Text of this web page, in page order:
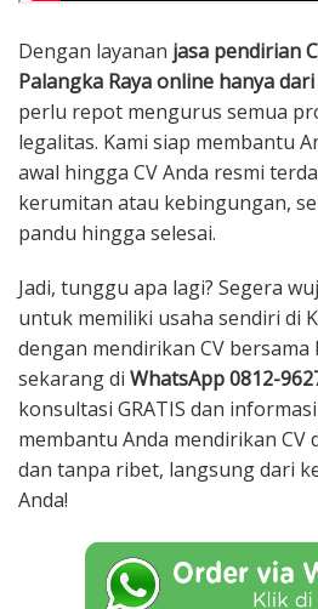
Dengan layanan jasa pendirian
Palangka Raya online hanya
perlu repot mengurus semua
legalitas. Kami siap membantu
awal hingga CV Anda resmi
kerumitan atau kebingungan,
pandu hingga selesai.
Jadi, tunggu apa lagi? Segera
untuk memiliki usaha sendiri di
dengan mendirikan CV
sekarang di WhatsApp 0812-
konsultasi GRATIS dan
membantu Anda mendirikan CV
dan tanpa ribet, langsung dari
Anda!